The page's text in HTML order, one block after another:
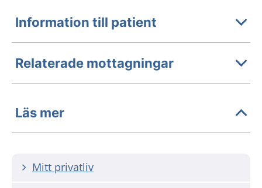
Information till patient
Relaterade mottagningar
Läs mer
Mitt privatliv